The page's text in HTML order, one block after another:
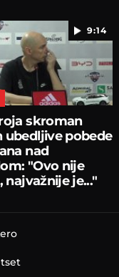
9:14
skroman
ubedljive pobede
nad
"Ovo nije
najvažnije je..."